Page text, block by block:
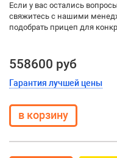
Если у вас остались
свяжитесь с нашими
подобрать прицеп для
558600 руб
Гарантия лучшей цены